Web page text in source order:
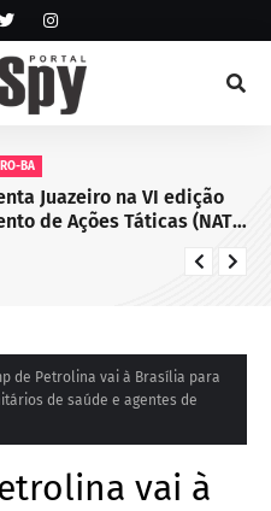
BA
Juazeiro na VI edição
de Ações Táticas (NAT-
de Petrolina vai à Brasília para
de saúde e agentes de
vai à